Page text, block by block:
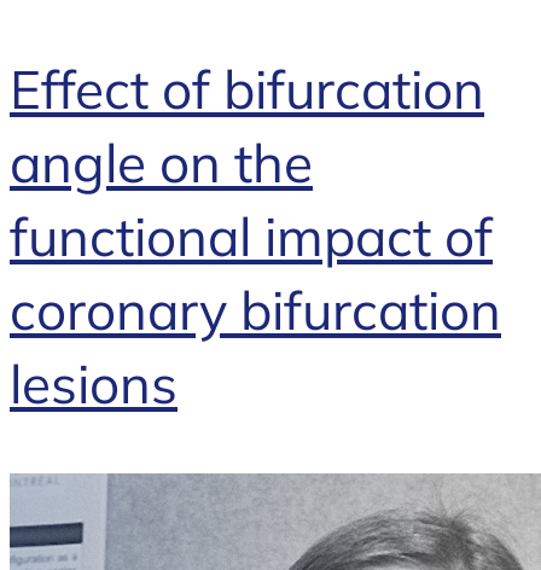
Effect of bifurcation
angle on the
functional impact of
coronary bifurcation
lesions